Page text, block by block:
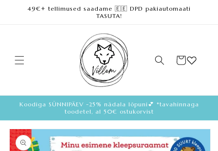
Loe lisa
49€+ tellimused saadame 🇪🇪 DPD pakiautomaati
TASUTA!
Ostukorv
Koodiga SÜNNIPÄEV -25% nädala lõpuni💕 *tavahinnaga
toodetel, al 50€ ostukorvist
Loe
toote
kohta